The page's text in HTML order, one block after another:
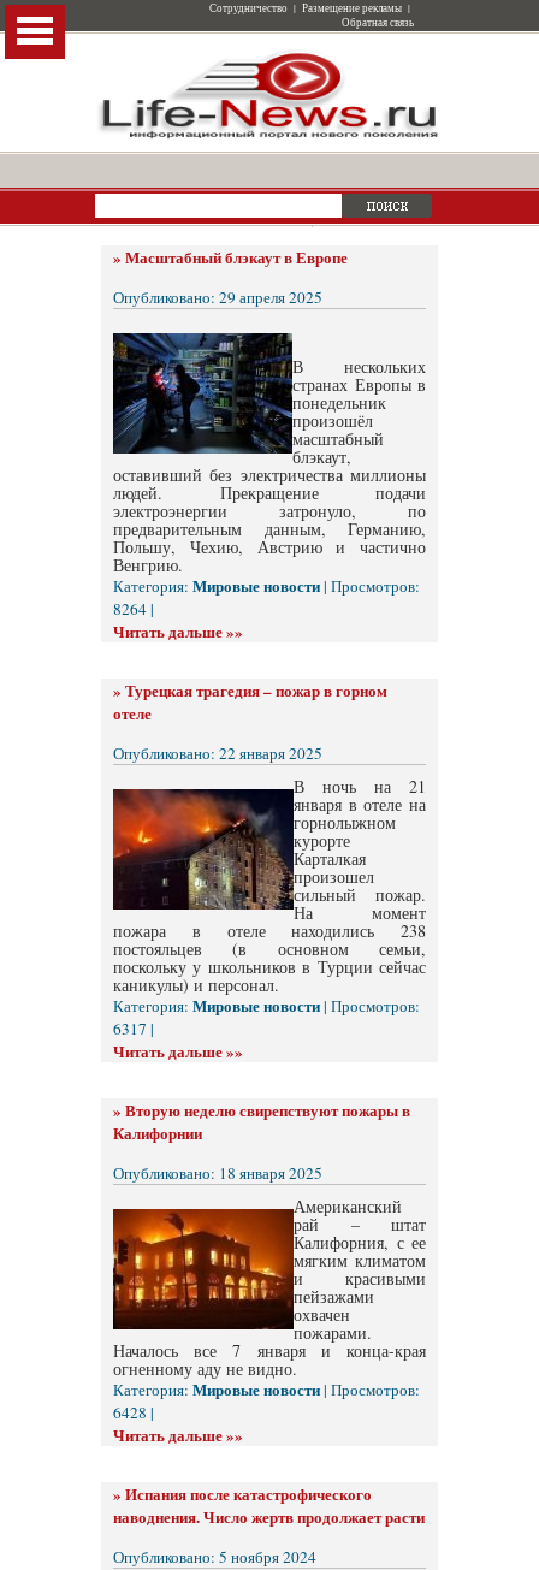
Сотрудничество | Размещение рекламы |
Обратная связь
» Масштабный блэкаут в Европе
Опубликовано: 29 апреля 2025
В нескольких
странах Европы в
понедельник
произошёл
масштабный
блэкаут,
оставивший без электричества миллионы
людей. Прекращение подачи
электроэнергии затронуло, по
предварительным данным, Германию,
Польшу, Чехию, Австрию и частично
Венгрию.
Категория: Мировые новости| Просмотров:
8264 |
Читать дальше »»
» Турецкая трагедия – пожар в горном
отеле
Опубликовано: 22 января 2025
В ночь на 21
января в отеле на
горнолыжном
курорте
Карталкая
произошел
сильный пожар.
На момент
пожара в отеле находились 238
постояльцев (в основном семьи,
поскольку у школьников в Турции сейчас
каникулы) и персонал.
Категория: Мировые новости| Просмотров:
6317 |
Читать дальше »»
» Вторую неделю свирепствуют пожары в
Калифорнии
Опубликовано: 18 января 2025
Американский
рай – штат
Калифорния, с ее
мягким климатом
и красивыми
пейзажами
охвачен
пожарами.
Началось все 7 января и конца-края
огненному аду не видно.
Категория: Мировые новости| Просмотров:
6428 |
Читать дальше »»
» Испания после катастрофического
наводнения. Число жертв продолжает расти
Опубликовано: 5 ноября 2024